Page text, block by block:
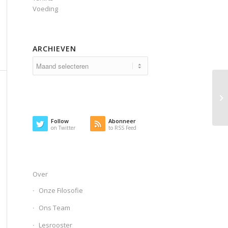
Voeding
ARCHIEVEN
Follow
on Twitter
Abonneer
to RSS Feed
Over
Onze Filosofie
Ons Team
Lesrooster